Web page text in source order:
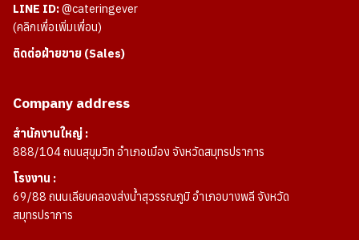
LINE ID:@cateringever
(คลิกเพื่อเพิ่มเพื่อน)
ติดต่อฝ่ายขาย (Sales)
Company address
สำนักงานใหญ่ :
888/104 ถนนสุขุมวิท อำเภอเมือง จังหวัดสมุทรปราการ
โรงงาน :
69/88 ถนนเลียบคลองส่งน้ำสุวรรณภูมิ อำเภอบางพลี จังหวัด
สมุทรปราการ